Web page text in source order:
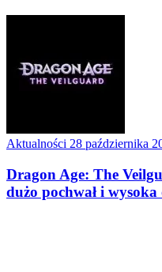
Aktualności 28 października
Dragon Age: The
dużo pochwał i